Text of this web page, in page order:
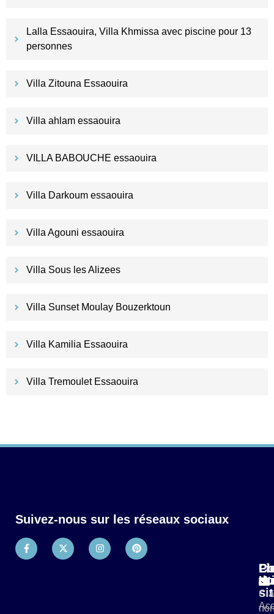
Lalla Essaouira, Villa Khmissa avec piscine pour 13
personnes
Villa Zitouna Essaouira
Villa ahlam essaouira
VILLA BABOUCHE essaouira
Villa Darkoum essaouira
Villa Agouni essaouira
Villa Sous les Alizees
Villa Sunset Moulay Bouzerktoun
Villa Kamilia Essaouira
Villa Tremoulet Essaouira
Suivez-nous sur les réseaux sociaux
du